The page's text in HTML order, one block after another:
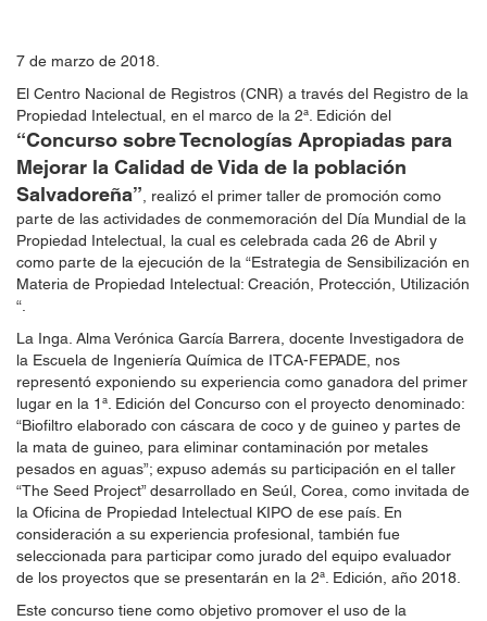
7 de marzo de 2018.
El Centro Nacional de Registros (CNR) a través del Registro de la
Propiedad Intelectual, en el marco de la 2ª. Edición del
“Concurso sobre Tecnologías Apropiadas para
Mejorar la Calidad de Vida de la población
Salvadoreña” , realizó el primer taller de promoción como
parte de las actividades de conmemoración del Día Mundial de la
Propiedad Intelectual, la cual es celebrada cada 26 de Abril y
como parte de la ejecución de la “Estrategia de Sensibilización en
Materia de Propiedad Intelectual: Creación, Protección, Utilización
“.
La Inga. Alma Verónica García Barrera, docente Investigadora de
la Escuela de Ingeniería Química de ITCA-FEPADE, nos
representó exponiendo su experiencia como ganadora del primer
lugar en la 1ª. Edición del Concurso con el proyecto denominado:
“Biofiltro elaborado con cáscara de coco y de guineo y partes de
la mata de guineo, para eliminar contaminación por metales
pesados en aguas”; expuso además su participación en el taller
“The Seed Project” desarrollado en Seúl, Corea, como invitada de
la Oficina de Propiedad Intelectual KIPO de ese país. En
consideración a su experiencia profesional, también fue
seleccionada para participar como jurado del equipo evaluador
de los proyectos que se presentarán en la 2ª. Edición, año 2018.
Este concurso tiene como objetivo promover el uso de la